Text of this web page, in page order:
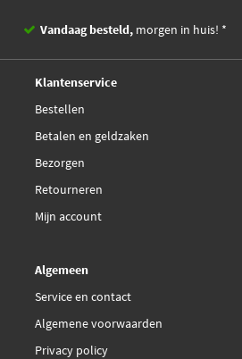
Vandaag besteld, morgen in huis! *
Klantenservice
Bestellen
Betalen en geldzaken
Bezorgen
Retourneren
Mijn account
Algemeen
Service en contact
Algemene voorwaarden
Privacy policy